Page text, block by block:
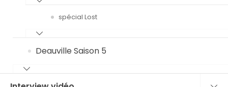
spécial Lost
Deauville Saison 5